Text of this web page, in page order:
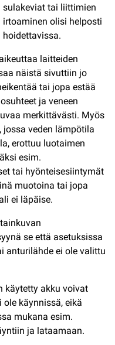
sulakeviat tai liittimien
irtoaminen olisi helposti
hoidettavissa.
laitteiden
näistä sivuttiin jo
tai jopa estää
ja veneen
merkittävästi. Myös
jossa veden lämpötila
erottuu luotaimen
esim.
tai hyönteisesiintymät
muotoina tai jopa
ei läpäise.
se että asetuksissa
anturilähde ei ole valittu
käytetty akku voivat
ole käynnissä, eikä
mukana esim.
ja lataamaan.